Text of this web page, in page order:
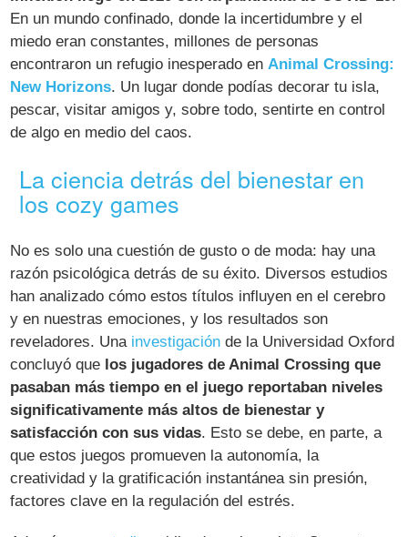
En un mundo confinado, donde la incertidumbre y el
miedo eran constantes, millones de personas
encontraron un refugio inesperado enAnimal Crossing:
New Horizons. Un lugar donde podías decorar tu isla,
pescar, visitar amigos y, sobre todo, sentirte en control
de algo en medio del caos.
La ciencia detrás del bienestar en
los cozy games
No es solo una cuestión de gusto o de moda: hay una
razón psicológica detrás de su éxito. Diversos estudios
han analizado cómo estos títulos influyen en el cerebro
y en nuestras emociones, y los resultados son
reveladores. Una investigación de la Universidad Oxford
concluyó que los jugadores de Animal Crossing que
pasaban más tiempo en el juego reportaban niveles
significativamente más altos de bienestar y
satisfacción con sus vidas. Esto se debe, en parte, a
que estos juegos promueven la autonomía, la
creatividad y la gratificación instantánea sin presión,
factores clave en la regulación del estrés.